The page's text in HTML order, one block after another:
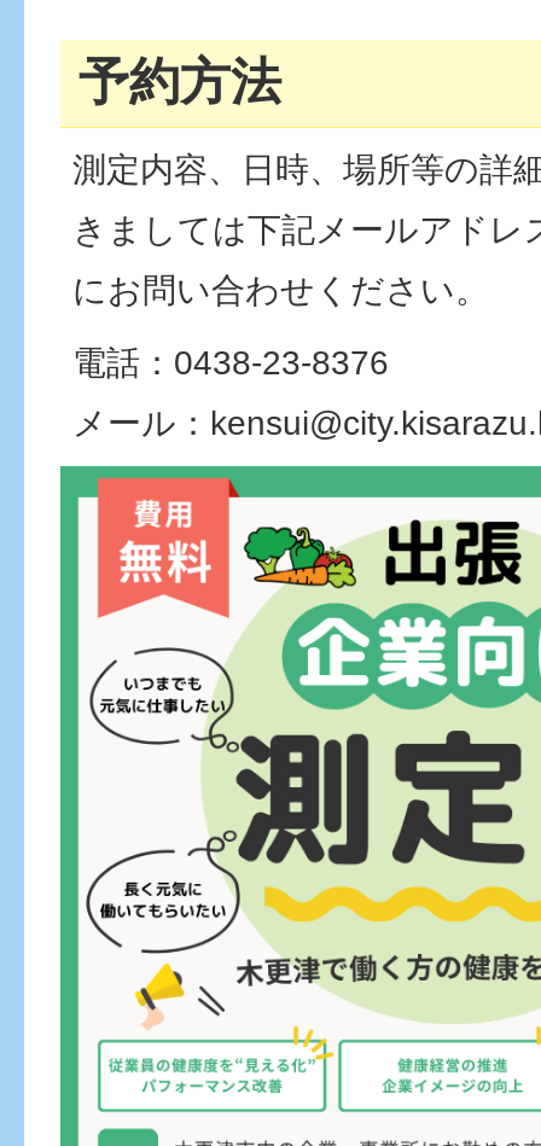
予約方法
測定内容、日時、場所等の詳
きましては下記メールアドレ
にお問い合わせください。
電話：0438-23-8376
メール：